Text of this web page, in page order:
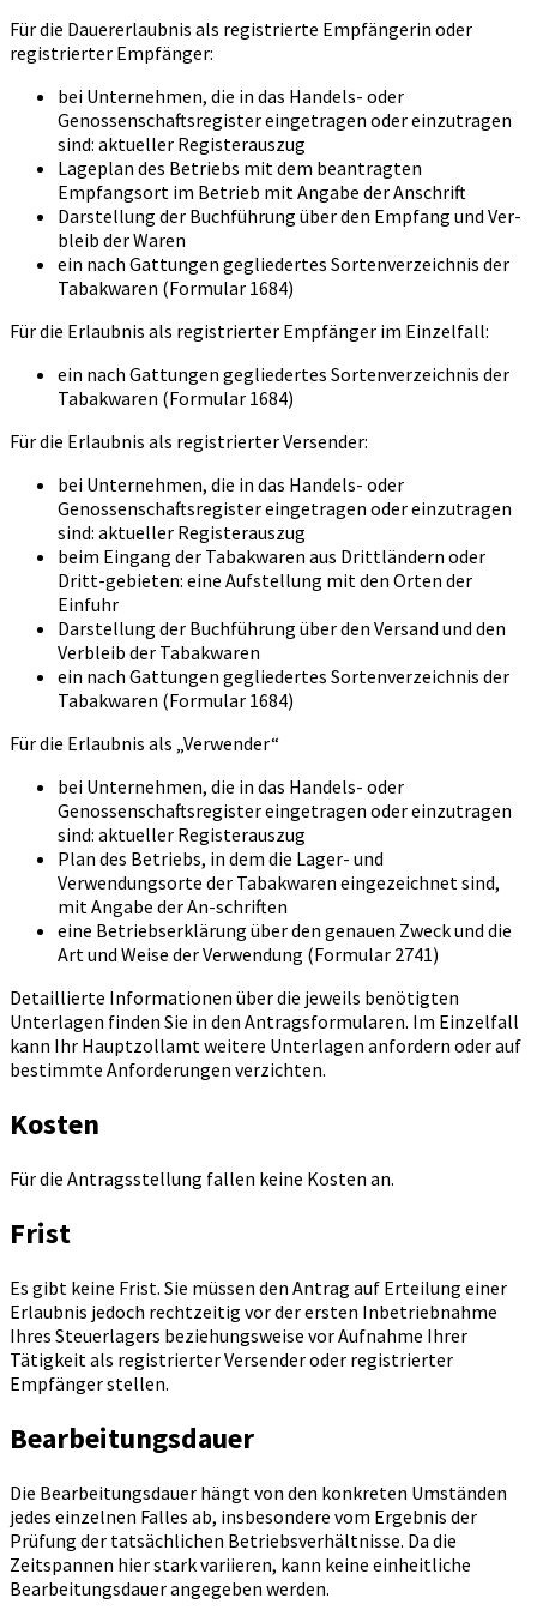
Für die Dauererlaubnis als registrierte Empfängerin oder
registrierter Empfänger:
bei Unternehmen, die in das Handels- oder
Genossenschaftsregister eingetragen oder einzutragen
sind: aktueller Registerauszug
Lageplan des Betriebs mit dem beantragten
Empfangsort im Betrieb mit Angabe der Anschrift
Darstellung der Buchführung über den Empfang und Ver-
bleib der Waren
ein nach Gattungen gegliedertes Sortenverzeichnis der
Tabakwaren (Formular 1684)
Für die Erlaubnis als registrierter Empfänger im Einzelfall:
ein nach Gattungen gegliedertes Sortenverzeichnis der
Tabakwaren (Formular 1684)
Für die Erlaubnis als registrierter Versender:
bei Unternehmen, die in das Handels- oder
Genossenschaftsregister eingetragen oder einzutragen
sind: aktueller Registerauszug
beim Eingang der Tabakwaren aus Drittländern oder
Dritt-gebieten: eine Aufstellung mit den Orten der
Einfuhr
Darstellung der Buchführung über den Versand und den
Verbleib der Tabakwaren
ein nach Gattungen gegliedertes Sortenverzeichnis der
Tabakwaren (Formular 1684)
Für die Erlaubnis als „Verwender“
bei Unternehmen, die in das Handels- oder
Genossenschaftsregister eingetragen oder einzutragen
sind: aktueller Registerauszug
Plan des Betriebs, in dem die Lager- und
Verwendungsorte der Tabakwaren eingezeichnet sind,
mit Angabe der An-schriften
eine Betriebserklärung über den genauen Zweck und die
Art und Weise der Verwendung (Formular 2741)
Detaillierte Informationen über die jeweils benötigten
Unterlagen finden Sie in den Antragsformularen. Im Einzelfall
kann Ihr Hauptzollamt weitere Unterlagen anfordern oder auf
bestimmte Anforderungen verzichten.
Kosten
Für die Antragsstellung fallen keine Kosten an.
Frist
Es gibt keine Frist. Sie müssen den Antrag auf Erteilung einer
Erlaubnis jedoch rechtzeitig vor der ersten Inbetriebnahme
Ihres Steuerlagers beziehungsweise vor Aufnahme Ihrer
Tätigkeit als registrierter Versender oder registrierter
Empfänger stellen.
Bearbeitungsdauer
Die Bearbeitungsdauer hängt von den konkreten Umständen
jedes einzelnen Falles ab, insbesondere vom Ergebnis der
Prüfung der tatsächlichen Betriebsverhältnisse. Da die
Zeitspannen hier stark variieren, kann keine einheitliche
Bearbeitungsdauer angegeben werden.